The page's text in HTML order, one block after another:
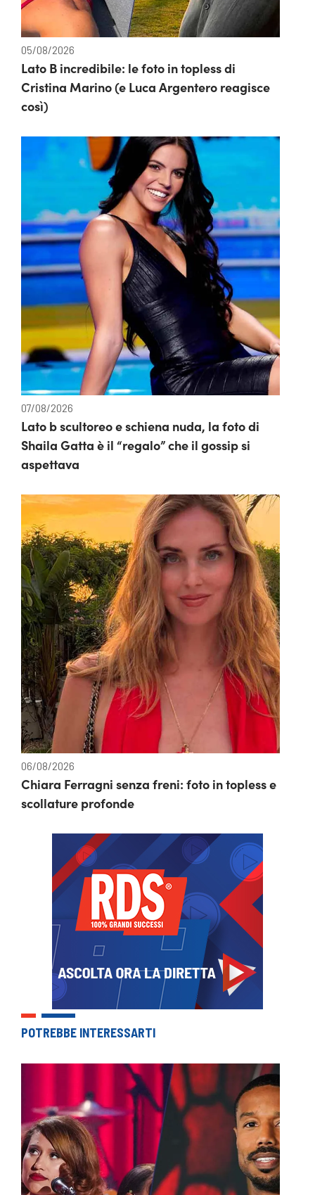
05/08/2026
Lato B incredibile: le foto in topless di
Cristina Marino (e Luca Argentero reagisce
così)
07/08/2026
Lato b scultoreo e schiena nuda, la foto di
Shaila Gatta è il “regalo” che il gossip si
aspettava
06/08/2026
Chiara Ferragni senza freni: foto in topless e
scollature profonde
POTREBBE INTERESSARTI